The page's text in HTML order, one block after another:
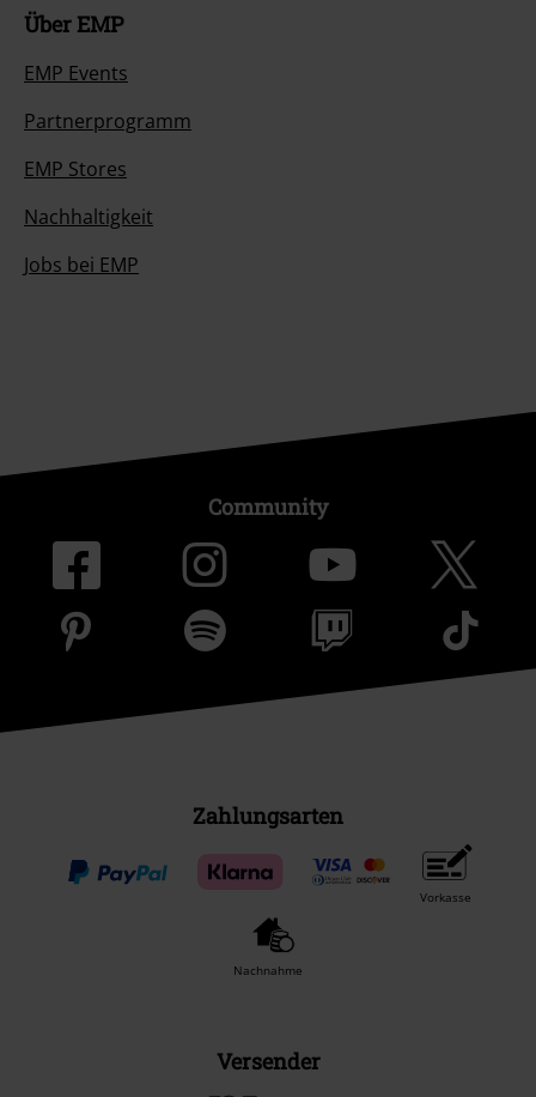
Über EMP
EMP Events
Partnerprogramm
EMP Stores
Nachhaltigkeit
Jobs bei EMP
Community
Zahlungsarten
Vorkasse
Nachnahme
Versender